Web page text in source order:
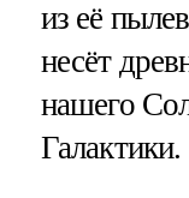
из её
несёт
нашего
Галактики.